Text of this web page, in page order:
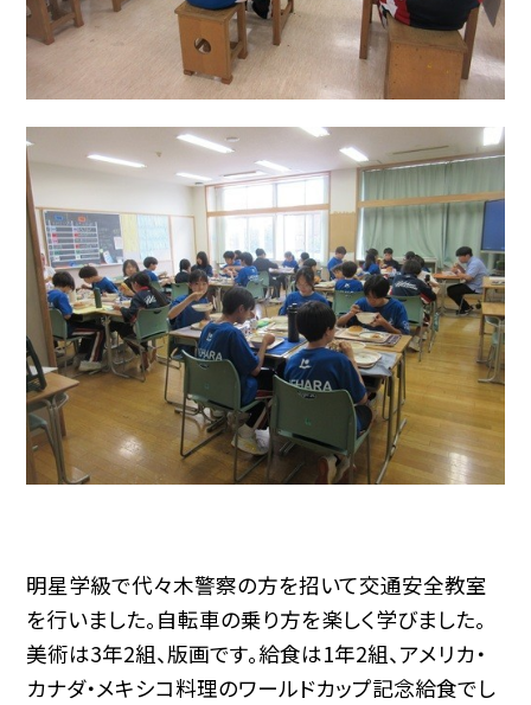
明星学級で代々木警察の方を招いて交通安全教室
を行いました。自転車の乗り方を楽しく学びました。
美術は3年2組、版画です。給食は1年2組、アメリカ・
カナダ・メキシコ料理のワールドカップ記念給食でし